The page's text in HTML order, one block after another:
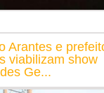
Arantes e
viabilizam show
Ge...